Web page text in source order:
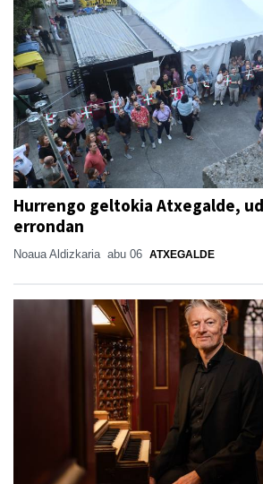
Hurrengo geltokia Atxegalde,
errondan
Noaua Aldizkaria abu 06 ATXEGALDE